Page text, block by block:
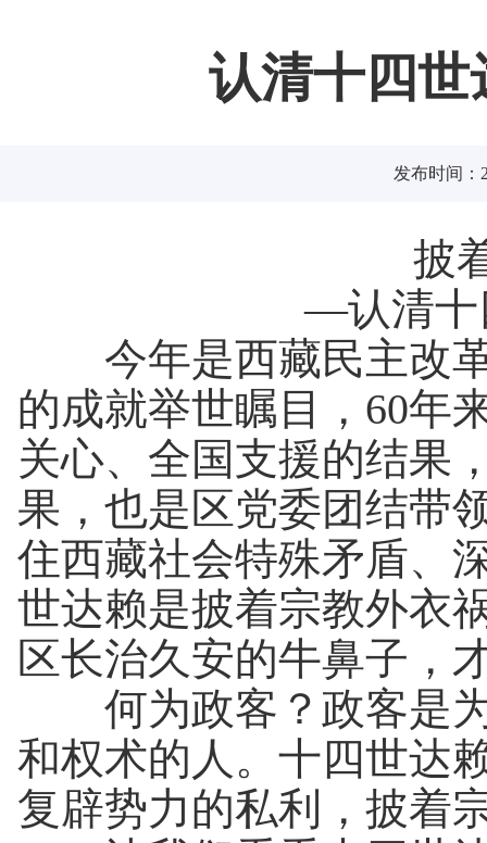
认清十四世
发布时间：
披着
—认清十四
今年是西藏民主改革
的成就举世瞩目，60年
关心、全国支援的结果
果，也是区党委团结带
住西藏社会特殊矛盾、
世达赖是披着宗教外衣
区长治久安的牛鼻子，
何为政客？政客是为
和权术的人。十四世达
复辟势力的私利，披着